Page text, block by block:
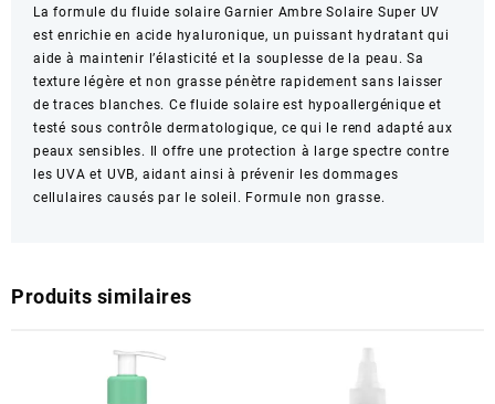
La formule du fluide solaire Garnier Ambre Solaire Super UV
est enrichie en acide hyaluronique, un puissant hydratant qui
aide à maintenir l’élasticité et la souplesse de la peau. Sa
texture légère et non grasse pénètre rapidement sans laisser
de traces blanches. Ce fluide solaire est hypoallergénique et
testé sous contrôle dermatologique, ce qui le rend adapté aux
peaux sensibles. Il offre une protection à large spectre contre
les UVA et UVB, aidant ainsi à prévenir les dommages
cellulaires causés par le soleil. Formule non grasse.
Produits similaires